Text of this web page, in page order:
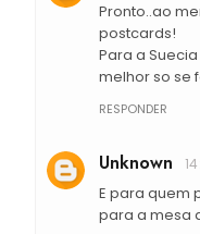
Pronto..ao
postcards!
Para a
melhor so se
RESPONDER
Unknown
E para quem
para a mesa